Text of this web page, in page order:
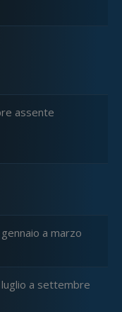
assente
a marzo
a settembre